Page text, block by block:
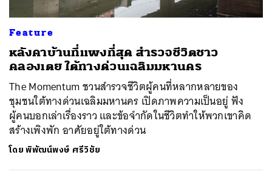
Feature
หลังคาบ้านที่แพงที่สุด สำรวจชีวิตชาว
คลองเตย ใต้ทางด่วนเฉลิมมหานคร
The Momentum ชวนสำรวจชีวิตผู้คนที่หลากหลายของ
ชุมชนใต้ทางด่วนเฉลิมมหานคร เปิดภาพความเป็นอยู่ ฟัง
ผู้คนบอกเล่าเรื่องราว และข้อจำกัดในชีวิตทำให้พวกเขาคิด
สร้างเพิงพัก อาศัยอยู่ใต้ทางด่วน
โดยพิพัฒน์พงษ์ ศรีวิชัย
SHARE TWEET LINE EMAIL